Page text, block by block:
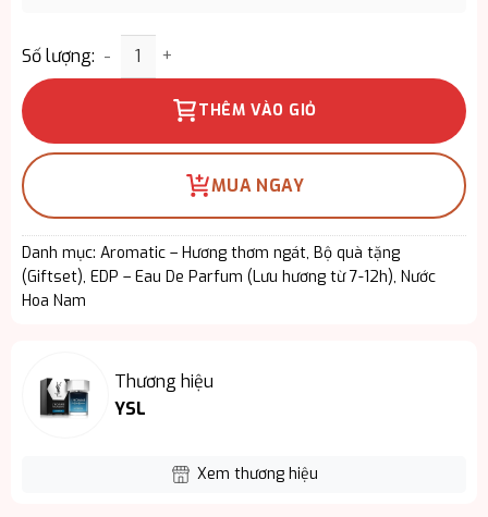
Số lượng: Giftset YSL Myslf EDP 3PCS – Tinh Tế Từ Hương
THÊM VÀO GIỎ
MUA NGAY
Danh mục: Aromatic – Hương thơm ngát, Bộ quà tặng
(Giftset), EDP – Eau De Parfum (Lưu hương từ 7-12h), Nước
Hoa Nam
Thương hiệu
YSL
Xem thương hiệu